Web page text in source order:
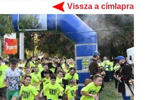
Vissza a címlapra